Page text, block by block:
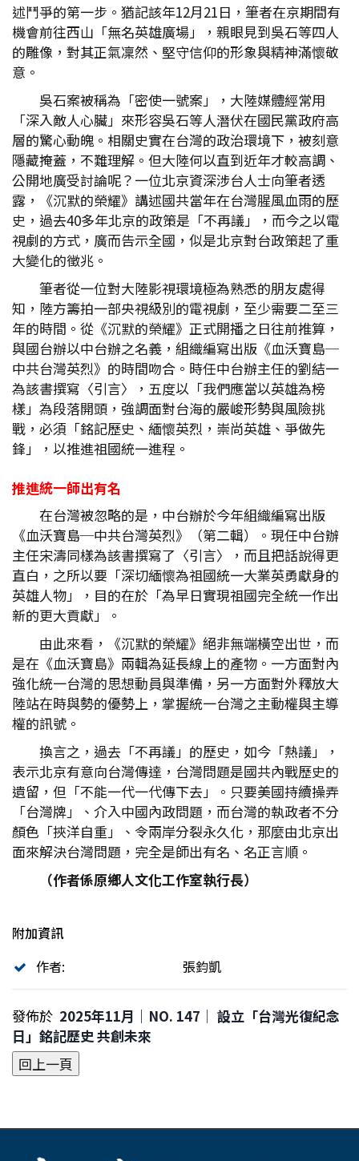
述鬥爭的第一步。猶記該年12月21日，筆者在京期間有
機會前往西山「無名英雄廣場」，親眼見到吳石等四人
的雕像，對其正氣凜然、堅守信仰的形象與精神滿懷敬
意。
吳石案被稱為「密使一號案」，大陸媒體經常用
「深入敵人心臟」來形容吳石等人潛伏在國民黨政府高
層的驚心動魄。相關史實在台灣的政治環境下，被刻意
隱藏掩蓋，不難理解。但大陸何以直到近年才較高調、
公開地廣受討論呢？一位北京資深涉台人士向筆者透
露，《沉默的榮耀》講述國共當年在台灣腥風血雨的歷
史，過去40多年北京的政策是「不再議」，而今之以電
視劇的方式，廣而告示全國，似是北京對台政策起了重
大變化的徵兆。
筆者從一位對大陸影視環境極為熟悉的朋友處得
知，陸方籌拍一部央視級別的電視劇，至少需要二至三
年的時間。從《沉默的榮耀》正式開播之日往前推算，
與國台辦以中台辦之名義，組織編寫出版《血沃寶島─
中共台灣英烈》的時間吻合。時任中台辦主任的劉結一
為該書撰寫〈引言〉，五度以「我們應當以英雄為榜
樣」為段落開頭，強調面對台海的嚴峻形勢與風險挑
戰，必須「銘記歷史、緬懷英烈，崇尚英雄、爭做先
鋒」，以推進祖國統一進程。
推進統一師出有名
在台灣被忽略的是，中台辦於今年組織編寫出版
《血沃寶島─中共台灣英烈》（第二輯）。現任中台辦
主任宋濤同樣為該書撰寫了〈引言〉，而且把話說得更
直白，之所以要「深切緬懷為祖國統一大業英勇獻身的
英雄人物」，目的在於「為早日實現祖國完全統一作出
新的更大貢獻」。
由此來看，《沉默的榮耀》絕非無端橫空出世，而
是在《血沃寶島》兩輯為延長線上的產物。一方面對內
強化統一台灣的思想動員與準備，另一方面對外釋放大
陸站在時與勢的優勢上，掌握統一台灣之主動權與主導
權的訊號。
換言之，過去「不再議」的歷史，如今「熱議」，
表示北京有意向台灣傳達，台灣問題是國共內戰歷史的
遺留，但「不能一代一代傳下去」。只要美國持續操弄
「台灣牌」、介入中國內政問題，而台灣的執政者不分
顏色「挾洋自重」、令兩岸分裂永久化，那麼由北京出
面來解決台灣問題，完全是師出有名、名正言順。
（作者係原鄉人文化工作室執行長）
附加資訊
作者:
張鈞凱
發佈於 2025年11月｜NO. 147│ 設立「台灣光復紀念
日」銘記歷史 共創未來